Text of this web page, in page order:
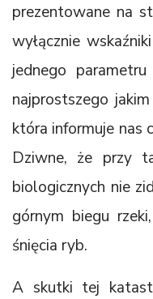
prezentowane na
wyłącznie
jednego
najprostszego
która informuje nas
Dziwne, że przy
biologicznych nie
górnym biegu
śnięcia ryb.
A skutki tej